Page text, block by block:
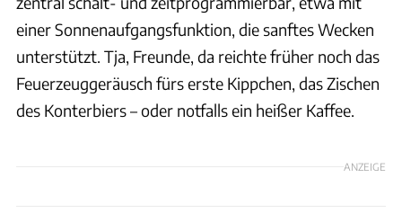
einer Sonnenaufgangsfunktion, die sanftes Wecken
unterstützt. Tja, Freunde, da reichte früher noch das
Feuerzeuggeräusch fürs erste Kippchen, das Zischen
des Konterbiers – oder notfalls ein heißer Kaffee.
ANZEIGE